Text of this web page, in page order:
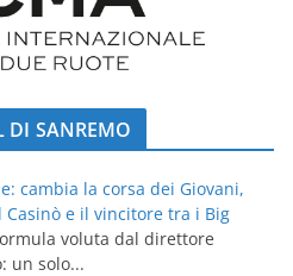
DI SANREMO
cambia la corsa dei Giovani,
e il vincitore tra i Big
voluta dal direttore
un solo...